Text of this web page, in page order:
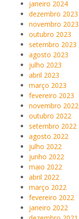
janeiro 2024
dezembro 2023
novembro 2023
outubro 2023
setembro 2023
agosto 2023
julho 2023
abril 2023
março 2023
fevereiro 2023
novembro 2022
outubro 2022
setembro 2022
agosto 2022
julho 2022
junho 2022
maio 2022
abril 2022
março 2022
fevereiro 2022
janeiro 2022